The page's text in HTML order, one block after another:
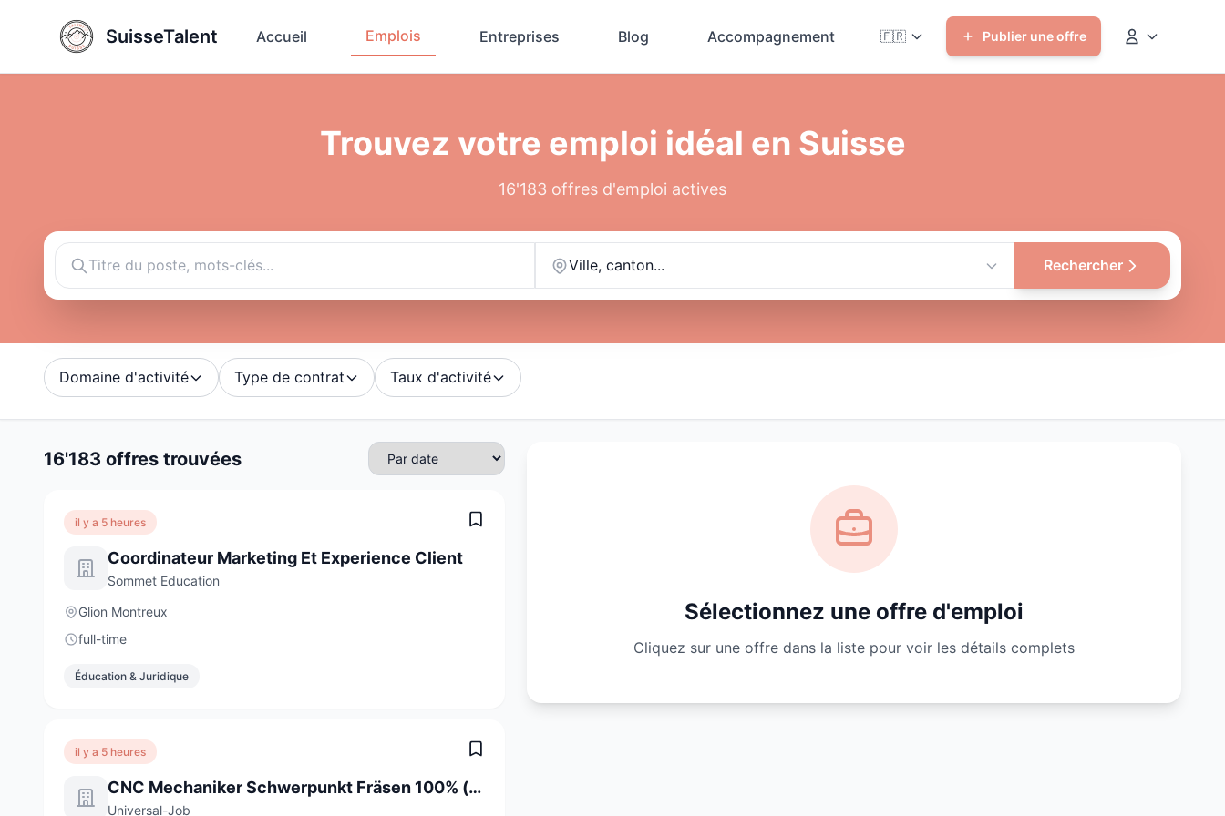
SuisseTalent Accueil Emplois Entreprises Blog Accompagnement 🇫🇷 Publier une offre
Trouvez votre emploi idéal en Suisse
16'183 offres d'emploi actives
Ville, canton... Rechercher
Domaine d'activité Type de contrat Taux d'activité
16'183 offres trouvées
il y a 5 heures
Coordinateur Marketing Et Experience Client
Sommet Education
Glion Montreux
full-time
Éducation & Juridique
il y a 5 heures
CNC Mechaniker Schwerpunkt Fräsen 100% (m/w/d)
Universal-Job
Sélectionnez une offre d'emploi
Cliquez sur une offre dans la liste pour voir les détails complets